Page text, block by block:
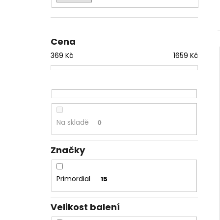
Cena
369 Kč 1659 Kč
Na skladě 0
Značky
Primordial 15
Velikost balení